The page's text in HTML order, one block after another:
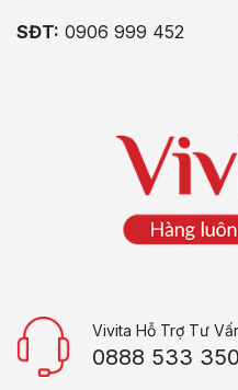
SĐT: 0906 999 452
Vivita Hỗ Trợ Tư
0888 533 350